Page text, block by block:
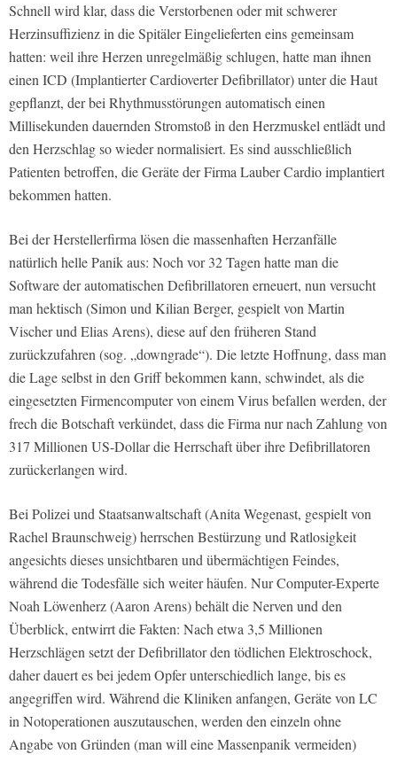
Schnell wird klar, dass die Verstorbenen oder mit schwerer
Herzinsuffizienz in die Spitäler Eingelieferten eins gemeinsam
hatten: weil ihre Herzen unregelmäßig schlugen, hatte man ihnen
einen ICD (Implantierter Cardioverter Defibrillator) unter die Haut
gepflanzt, der bei Rhythmusstörungen automatisch einen
Millisekunden dauernden Stromstoß in den Herzmuskel entlädt und
den Herzschlag so wieder normalisiert. Es sind ausschließlich
Patienten betroffen, die Geräte der Firma Lauber Cardio implantiert
bekommen hatten.
Bei der Herstellerfirma lösen die massenhaften Herzanfälle
natürlich helle Panik aus: Noch vor 32 Tagen hatte man die
Software der automatischen Defibrillatoren erneuert, nun versucht
man hektisch (Simon und Kilian Berger, gespielt von Martin
Vischer und Elias Arens), diese auf den früheren Stand
zurückzufahren (sog. „downgrade“). Die letzte Hoffnung, dass man
die Lage selbst in den Griff bekommen kann, schwindet, als die
eingesetzten Firmencomputer von einem Virus befallen werden, der
frech die Botschaft verkündet, dass die Firma nur nach Zahlung von
317 Millionen US-Dollar die Herrschaft über ihre Defibrillatoren
zurückerlangen wird.
Bei Polizei und Staatsanwaltschaft (Anita Wegenast, gespielt von
Rachel Braunschweig) herrschen Bestürzung und Ratlosigkeit
angesichts dieses unsichtbaren und übermächtigen Feindes,
während die Todesfälle sich weiter häufen. Nur Computer-Experte
Noah Löwenherz (Aaron Arens) behält die Nerven und den
Überblick, entwirrt die Fakten: Nach etwa 3,5 Millionen
Herzschlägen setzt der Defibrillator den tödlichen Elektroschock,
daher dauert es bei jedem Opfer unterschiedlich lange, bis es
angegriffen wird. Während die Kliniken anfangen, Geräte von LC
in Notoperationen auszutauschen, werden den einzeln ohne
Angabe von Gründen (man will eine Massenpanik vermeiden)